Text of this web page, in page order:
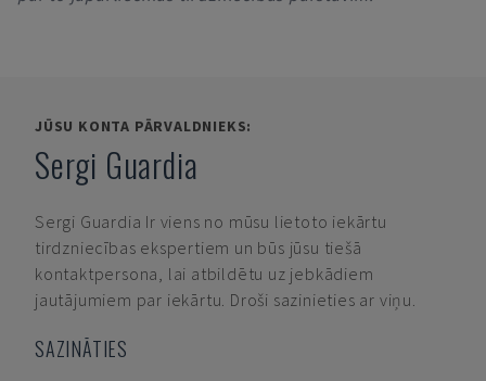
JŪSU KONTA PĀRVALDNIEKS:
Sergi Guardia
Sergi Guardia Ir viens no mūsu lietoto iekārtu
tirdzniecības ekspertiem un būs jūsu tiešā
kontaktpersona, lai atbildētu uz jebkādiem
jautājumiem par iekārtu. Droši sazinieties ar viņu.
SAZINĀTIES